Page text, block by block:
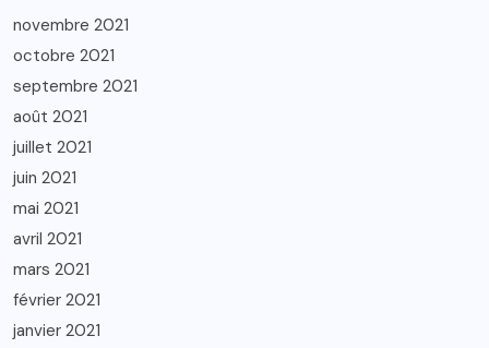
novembre 2021
octobre 2021
septembre 2021
août 2021
juillet 2021
juin 2021
mai 2021
avril 2021
mars 2021
février 2021
janvier 2021